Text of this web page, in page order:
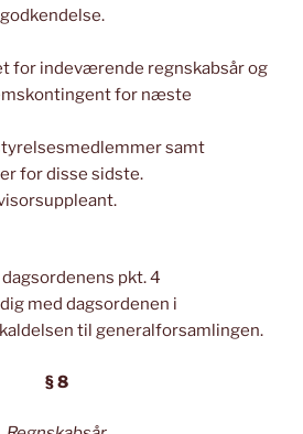
for indeværende regnskabsår og
for næste
samt
for disse sidste.
pkt. 4
med dagsordenen i
til generalforsamlingen.
§ 8